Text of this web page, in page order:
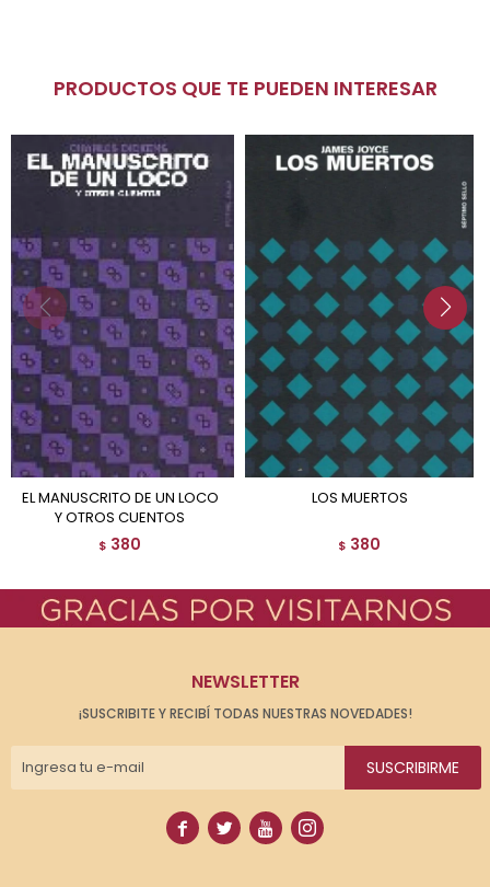
PRODUCTOS QUE TE PUEDEN INTERESAR
EL MANUSCRITO DE UN LOCO
Y OTROS CUENTOS
$ 380
LOS MUERTOS
$ 380
NEWSLETTER
¡SUSCRIBITE Y RECIBÍ TODAS NUESTRAS NOVEDADES!
SUSCRIBIRME
   